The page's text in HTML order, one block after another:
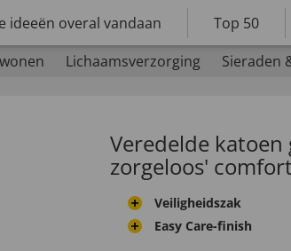
ideeën overal vandaan Top 50
Lichaamsverzorging Sieraden
Veredelde
zorgeloos'
Veiligheidszak
Easy Care-finish